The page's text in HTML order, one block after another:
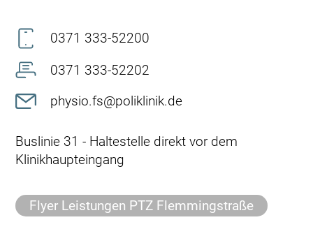
0371 333-52200
0371 333-52202
physio.fs@poliklinik.de
Buslinie 31 - Haltestelle direkt vor dem
Klinikhaupteingang
Flyer Leistungen PTZ Flemmingstraße